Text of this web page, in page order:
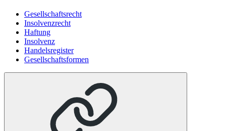
Gesellschaftsrecht
Insolvenzrecht
Haftung
Insolvenz
Handelsregister
Gesellschaftsformen